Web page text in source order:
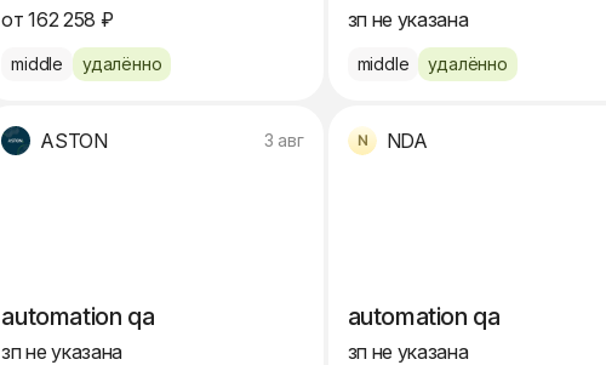
от 162 258 ₽
middle удалённо
зп не указана
middle удалённо
ASTON 3 авг
automation qa
зп не указана
NDA
automation qa
зп не указана